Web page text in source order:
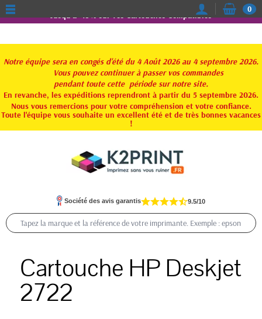
Jusqu'à -15% sur vos Cartouches Compatibles
Notre équipe sera en congés d'été du 4 Août 2026 au 4 septembre 2026.
Vous pouvez continuer à passer vos commandes
pendant toute cette période sur notre site.
En revanche, les expéditions reprendront à partir du 5 septembre 2026.
Nous vous remercions pour votre compréhension et votre confiance.
Toute l'équipe vous souhaite un excellent été et de très bonnes vacances
!
0
Société des avis garantis 9.5/10
Cartouche HP Deskjet
2722